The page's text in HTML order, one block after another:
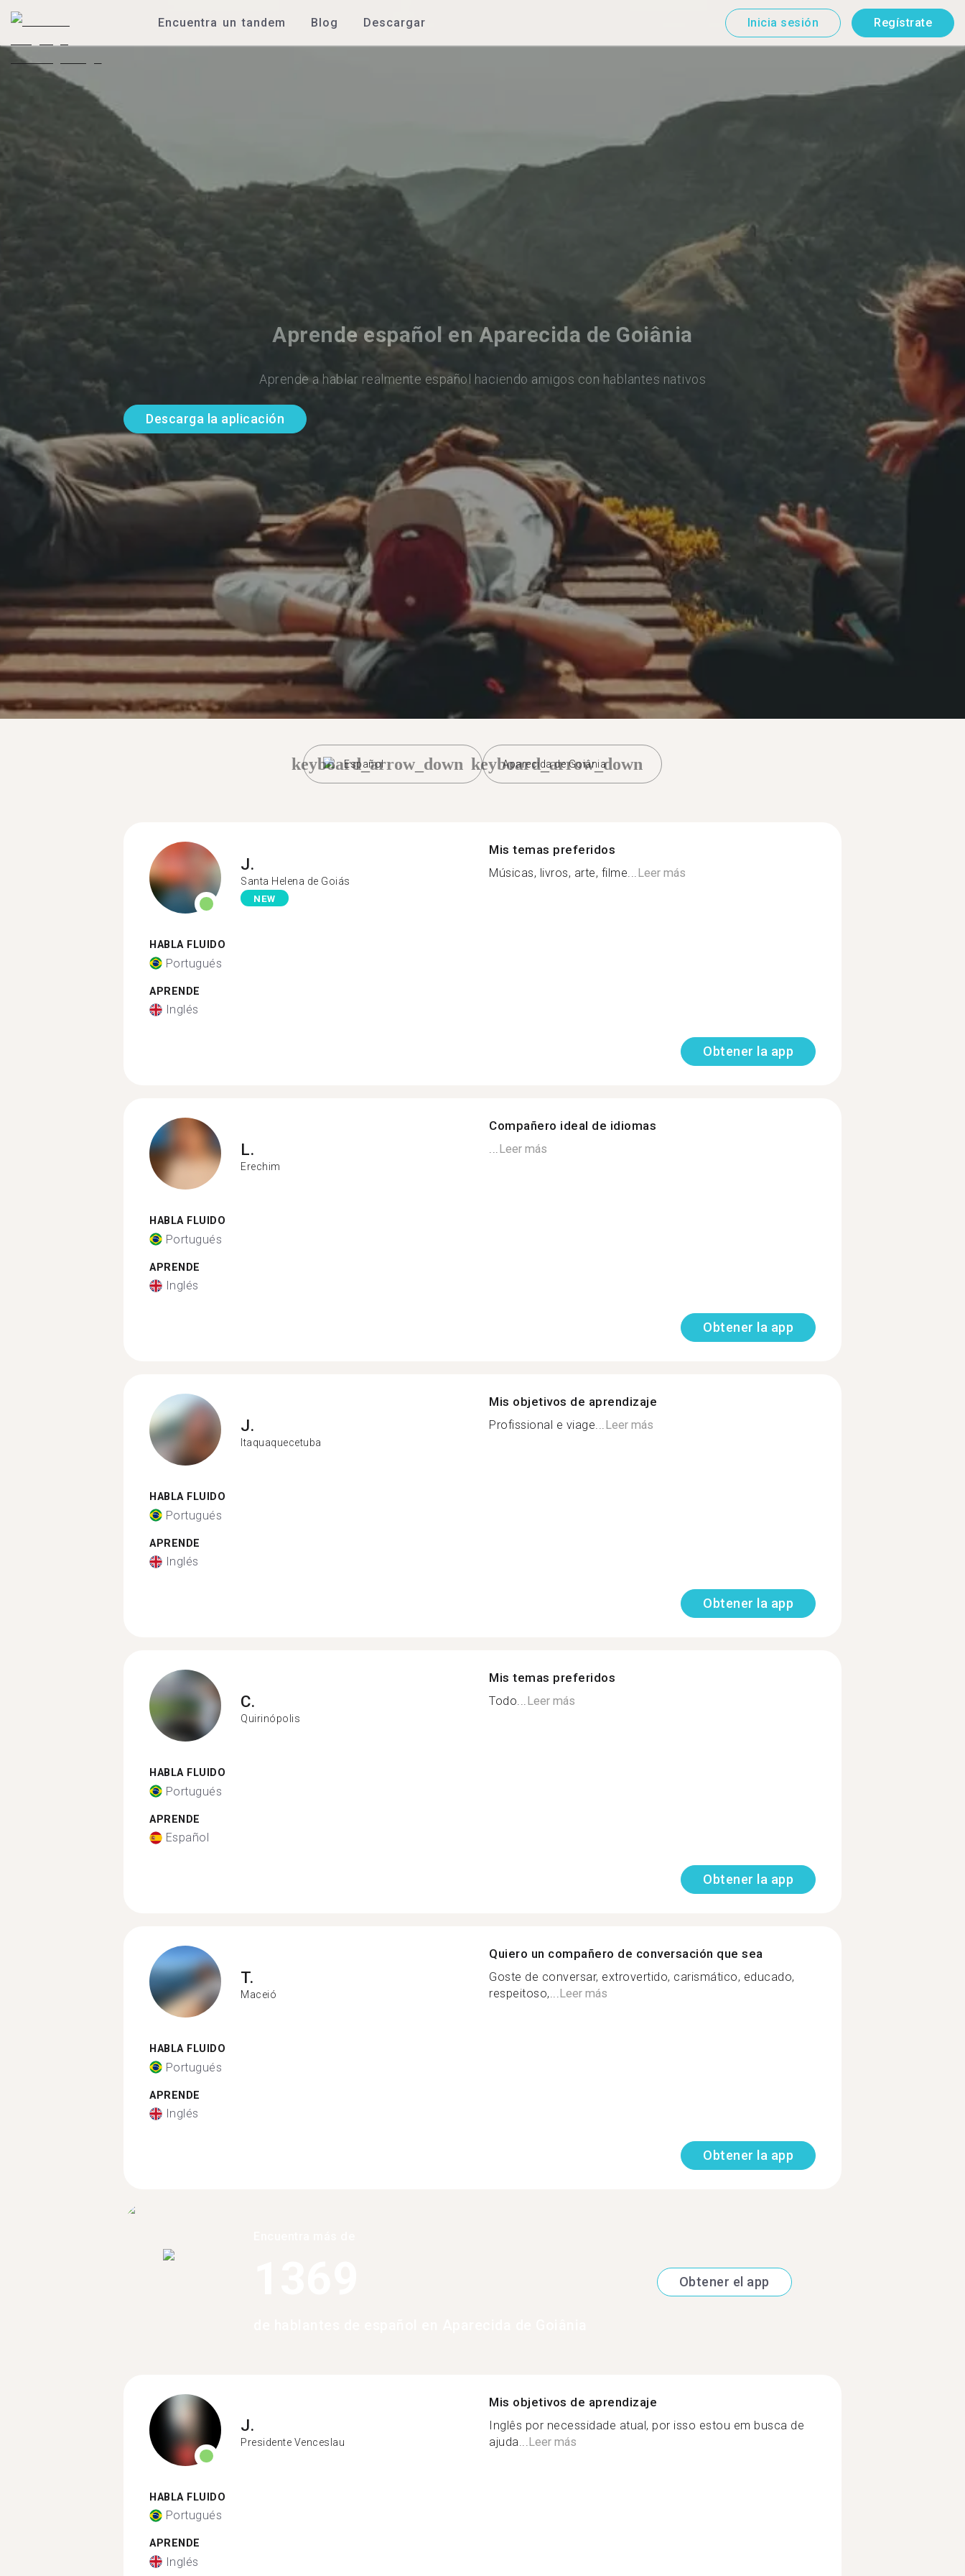
Encuentra un tandem Blog Descargar Inicia sesión Regístrate
Aprende español en Aparecida de Goiânia
Aprende a hablar realmente español haciendo amigos con hablantes nativos
Descarga la aplicación
Español
keyboard_arrow_down Aparecida de Goiânia
keyboard_arrow_down
J.
Santa Helena de Goiás
NEW
HABLA FLUIDO
Portugués
APRENDE
Inglés
Mis temas preferidos
Músicas, livros, arte, filme...Leer más
Obtener la app
L.
Erechim
HABLA FLUIDO
Portugués
APRENDE
Inglés
Compañero ideal de idiomas
...Leer más
Obtener la app
J.
Itaquaquecetuba
HABLA FLUIDO
Portugués
APRENDE
Inglés
Mis objetivos de aprendizaje
Profissional e viage...Leer más
Obtener la app
C.
Quirinópolis
HABLA FLUIDO
Portugués
APRENDE
Español
Mis temas preferidos
Todo...Leer más
Obtener la app
T.
Maceió
HABLA FLUIDO
Portugués
APRENDE
Inglés
Quiero un compañero de conversación que sea
Goste de conversar, extrovertido, carismático, educado,
respeitoso,...Leer más
Obtener la app
Obtener el app
J.
Presidente Venceslau
HABLA FLUIDO
Portugués
APRENDE
Inglés
Mis objetivos de aprendizaje
Inglês por necessidade atual, por isso estou em busca de
ajuda... Leer más